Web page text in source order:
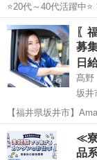
⭐20代～40代活躍中⭐ ＼生活サポート抜群！／「住む場所がない…」
そんなお悩みをお持ちの
コーディネーターがサポートし
0...
福井 敦賀市
〖
募
日
髙野
坂井
【福井県坂井市】
普通免許があればOK
♪ 軽量荷物のポスト
実の研修制度＆横...
福井 坂井市
≪寮
品